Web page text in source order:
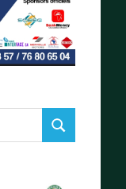
SEARCH